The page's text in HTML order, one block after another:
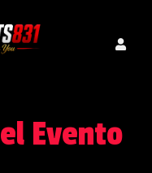
Evento